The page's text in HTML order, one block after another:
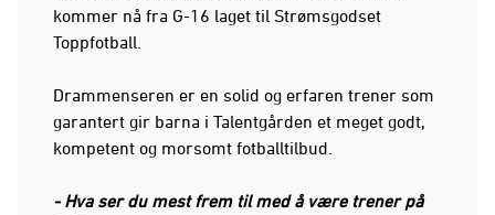
kommer nå fra G-16 laget til Strømsgodset
Toppfotball.
Drammenseren er en solid og erfaren trener som
garantert gir barna i Talentgården et meget godt,
kompetent og morsomt fotballtilbud.
- Hva ser du mest frem til med å være trener på